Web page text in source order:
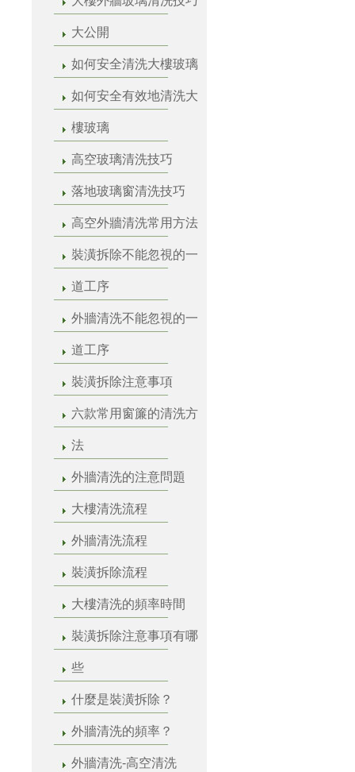
大公開
如何安全清洗大樓玻璃
如何安全有效地清洗大
樓玻璃
高空玻璃清洗技巧
落地玻璃窗清洗技巧
高空外牆清洗常用方法
裝潢拆除不能忽視的一
道工序
外牆清洗不能忽視的一
道工序
裝潢拆除注意事項
六款常用窗簾的清洗方
法
外牆清洗的注意問題
大樓清洗流程
外牆清洗流程
裝潢拆除流程
大樓清洗的頻率時間
裝潢拆除注意事項有哪
些
什麼是裝潢拆除？
外牆清洗的頻率？
外牆清洗-高空清洗